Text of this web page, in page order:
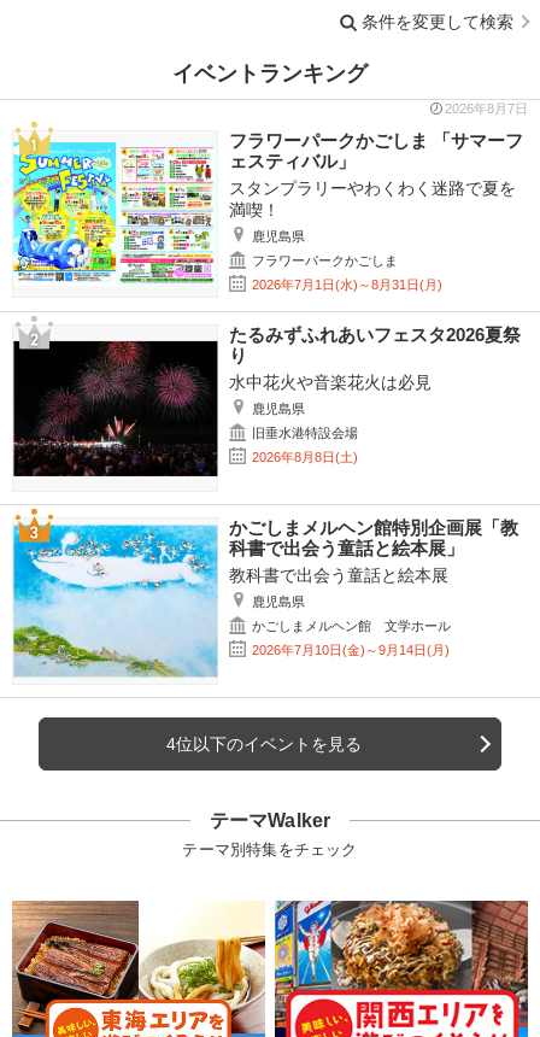
条件を変更して検索
イベントランキング
2026年8月7日
フラワーパークかごしま 「サマーフ
ェスティバル」
スタンプラリーやわくわく迷路で夏を
満喫！
鹿児島県
フラワーパークかごしま
2026年7月1日(水)～8月31日(月)
たるみずふれあいフェスタ2026夏祭
り
水中花火や音楽花火は必見
鹿児島県
旧垂水港特設会場
2026年8月8日(土)
かごしまメルヘン館特別企画展「教
科書で出会う童話と絵本展」
教科書で出会う童話と絵本展
鹿児島県
かごしまメルヘン館 文学ホール
2026年7月10日(金)～9月14日(月)
4位以下のイベントを見る
テーマWalker
テーマ別特集をチェック